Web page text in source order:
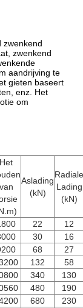
zwenkend
zwenkend
aandrijving te
gieten baseert
enz. Het
om
Het
van
Aslading
(kN)
Radiale
Lading
(kN)
22
12
30
16
68
27
132
58
340
130
480
190
680
230